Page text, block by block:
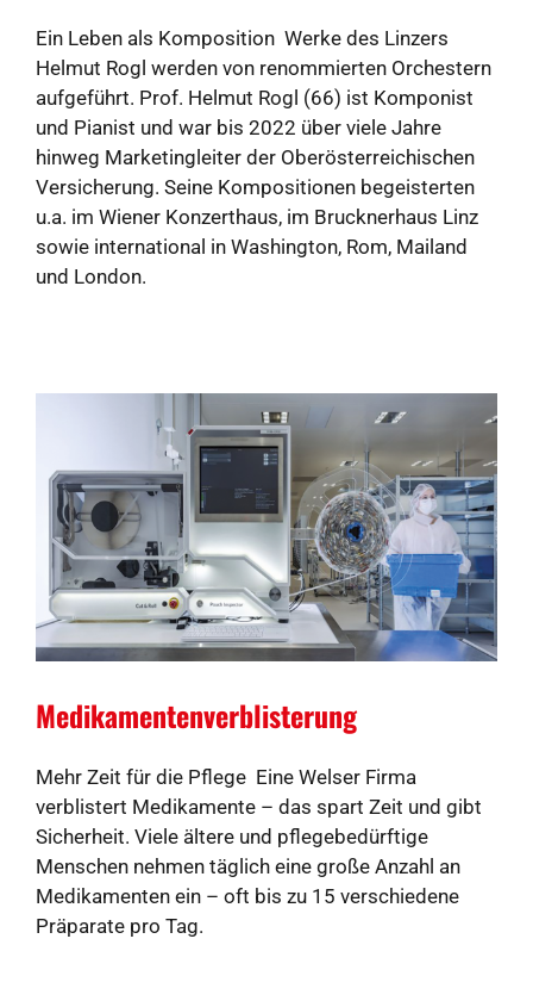
Ein Leben als Komposition Werke des Linzers
Helmut Rogl werden von renommierten Orchestern
aufgeführt. Prof. Helmut Rogl (66) ist Komponist
und Pianist und war bis 2022 über viele Jahre
hinweg Marketingleiter der Oberösterreichischen
Versicherung. Seine Kompositionen begeisterten
u.a. im Wiener Konzerthaus, im Brucknerhaus Linz
sowie international in Washington, Rom, Mailand
und London.
Medikamentenverblisterung
Mehr Zeit für die Pflege Eine Welser Firma
verblistert Medikamente – das spart Zeit und gibt
Sicherheit. Viele ältere und pflegebedürftige
Menschen nehmen täglich eine große Anzahl an
Medikamenten ein – oft bis zu 15 verschiedene
Präparate pro Tag.